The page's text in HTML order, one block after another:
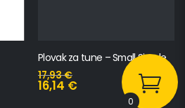
Plovak za tune – Small Simple
17,93€
16,14 €
0